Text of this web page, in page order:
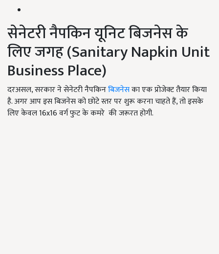
सेनेटरी नैपकिन यूनिट बिजनेस के
लिए जगह (Sanitary Napkin Unit
Business Place)
दरअसल, सरकार ने सेनेटरी नैपकिनबिजनेसका एक प्रोजेक्ट तैयार किया
है. अगर आप इस बिजनेस को छोटे स्तर पर शुरू करना चाहते हैं, तो इसके
लिए केवल 16x16 वर्ग फुट के कमरे की जरूरत होगी.